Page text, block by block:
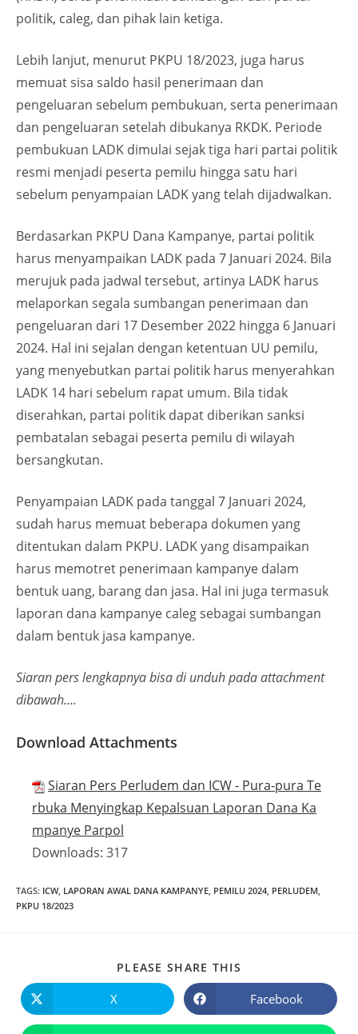
politik, caleg, dan pihak lain ketiga.
Lebih lanjut, menurut PKPU 18/2023, juga harus
memuat sisa saldo hasil penerimaan dan
pengeluaran sebelum pembukuan, serta penerimaan
dan pengeluaran setelah dibukanya RKDK. Periode
pembukuan LADK dimulai sejak tiga hari partai politik
resmi menjadi peserta pemilu hingga satu hari
sebelum penyampaian LADK yang telah dijadwalkan.
Berdasarkan PKPU Dana Kampanye, partai politik
harus menyampaikan LADK pada 7 Januari 2024. Bila
merujuk pada jadwal tersebut, artinya LADK harus
melaporkan segala sumbangan penerimaan dan
pengeluaran dari 17 Desember 2022 hingga 6 Januari
2024. Hal ini sejalan dengan ketentuan UU pemilu,
yang menyebutkan partai politik harus menyerahkan
LADK 14 hari sebelum rapat umum. Bila tidak
diserahkan, partai politik dapat diberikan sanksi
pembatalan sebagai peserta pemilu di wilayah
bersangkutan.
Penyampaian LADK pada tanggal 7 Januari 2024,
sudah harus memuat beberapa dokumen yang
ditentukan dalam PKPU. LADK yang disampaikan
harus memotret penerimaan kampanye dalam
bentuk uang, barang dan jasa. Hal ini juga termasuk
laporan dana kampanye caleg sebagai sumbangan
dalam bentuk jasa kampanye.
Siaran pers lengkapnya bisa di unduh pada attachment
dibawah….
Download Attachments
Siaran Pers Perludem dan ICW - Pura-pura Te
rbuka Menyingkap Kepalsuan Laporan Dana Ka
mpanye Parpol
Downloads: 317
TAGS: ICW, LAPORAN AWAL DANA KAMPANYE, PEMILU 2024, PERLUDEM,
PKPU 18/2023
PLEASE SHARE THIS
X Facebook